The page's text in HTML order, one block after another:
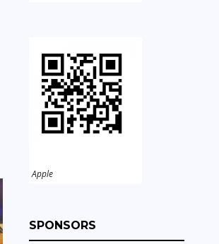
Apple
SPONSORS